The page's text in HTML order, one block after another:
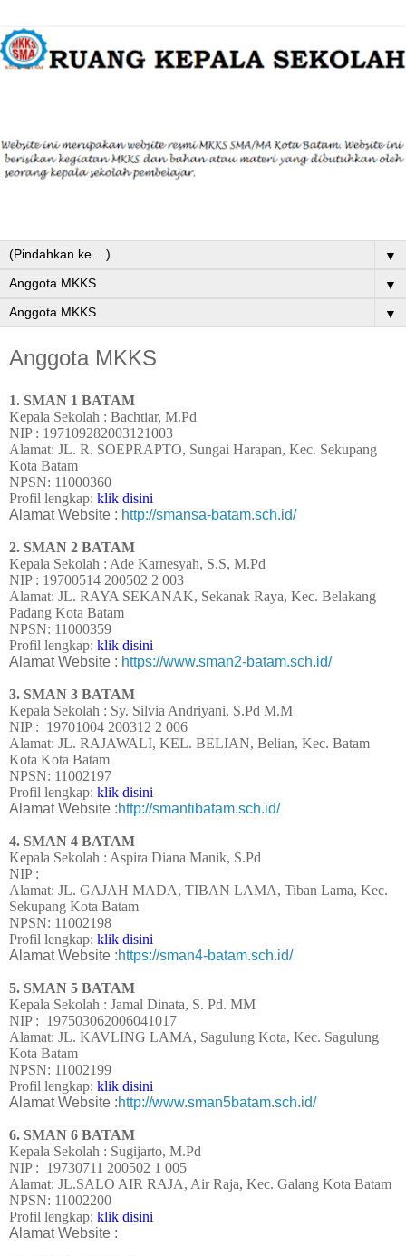
▼
▼
▼
Anggota MKKS
1. SMAN 1 BATAM
Kepala Sekolah : Bachtiar, M.Pd
NIP : 197109282003121003
Alamat: JL. R. SOEPRAPTO, Sungai Harapan, Kec. Sekupang
Kota Batam
NPSN: 11000360
Profil lengkap: klik disini
Alamat Website : http://smansa-batam.sch.id/
2. SMAN 2 BATAM
Kepala Sekolah : Ade Karnesyah, S.S, M.Pd
NIP : 19700514 200502 2 003
Alamat: JL. RAYA SEKANAK, Sekanak Raya, Kec. Belakang
Padang Kota Batam
NPSN: 11000359
Profil lengkap: klik disini
Alamat Website : https://www.sman2-batam.sch.id/
3. SMAN 3 BATAM
Kepala Sekolah : Sy. Silvia Andriyani, S.Pd M.M
NIP : 19701004 200312 2 006
Alamat: JL. RAJAWALI, KEL. BELIAN, Belian, Kec. Batam
Kota Kota Batam
NPSN: 11002197
Profil lengkap: klik disini
Alamat Website :http://smantibatam.sch.id/
4. SMAN 4 BATAM
Kepala Sekolah : Aspira Diana Manik, S.Pd
NIP :
Alamat: JL. GAJAH MADA, TIBAN LAMA, Tiban Lama, Kec.
Sekupang Kota Batam
NPSN: 11002198
Profil lengkap: klik disini
Alamat Website :https://sman4-batam.sch.id/
5. SMAN 5 BATAM
Kepala Sekolah : Jamal Dinata, S. Pd. MM
NIP : 197503062006041017
Alamat: JL. KAVLING LAMA, Sagulung Kota, Kec. Sagulung
Kota Batam
NPSN: 11002199
Profil lengkap: klik disini
Alamat Website :http://www.sman5batam.sch.id/
6. SMAN 6 BATAM
Kepala Sekolah : Sugijarto, M.Pd
NIP : 19730711 200502 1 005
Alamat: JL.SALO AIR RAJA, Air Raja, Kec. Galang Kota Batam
NPSN: 11002200
Profil lengkap: klik disini
Alamat Website :